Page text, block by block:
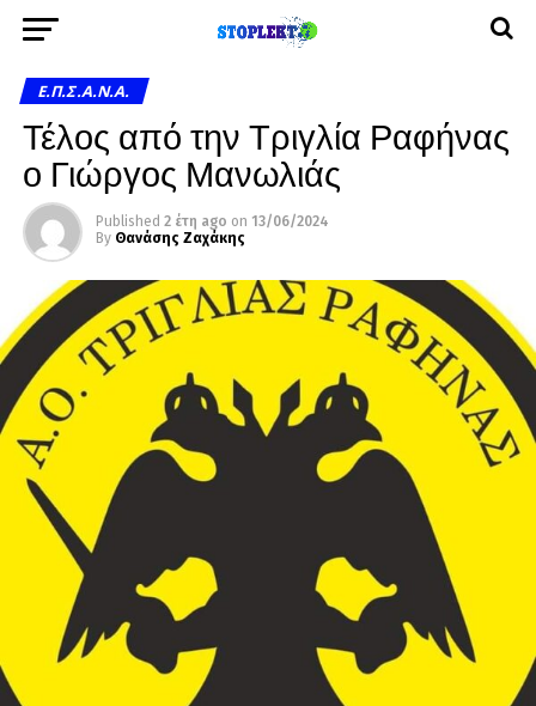
Ε.Π.Σ.Α.Ν.Α.
Τέλος από την Τριγλία Ραφήνας
ο Γιώργος Μανωλιάς
Published 2 έτη ago on 13/06/2024
By Θανάσης Ζαχάκης